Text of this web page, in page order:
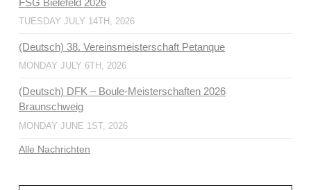
TUESDAY JULY 14TH, 2026
(Deutsch) 38. Vereinsmeisterschaft Petanque
MONDAY JULY 6TH, 2026
(Deutsch) DFK – Boule-Meisterschaften 2026
Braunschweig
MONDAY JUNE 1ST, 2026
Alle Nachrichten